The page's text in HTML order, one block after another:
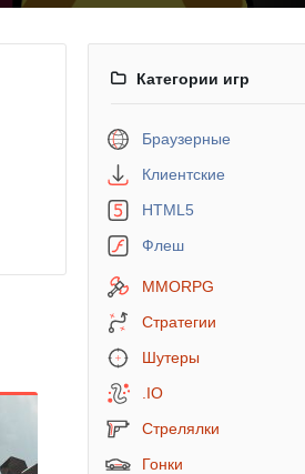
Категории игр
Браузерные
Клиентские
HTML5
Флеш
MMORPG
Стратегии
Шутеры
.IO
Стрелялки
Гонки